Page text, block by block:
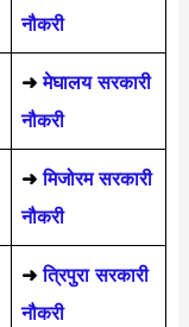
नौकरी
➜ मेघालय सरकारी
नौकरी
➜मिजोरम सरकारी
नौकरी
➜ त्रिपुरा सरकारी
नौकरी